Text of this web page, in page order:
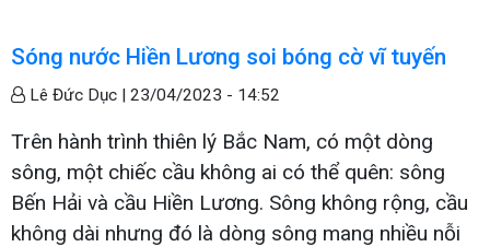
Sóng nước Hiền Lương soi bóng cờ vĩ tuyến
Lê Đức Dục | 23/04/2023 - 14:52
Trên hành trình thiên lý Bắc Nam, có một dòng
sông, một chiếc cầu không ai có thể quên: sông
Bến Hải và cầu Hiền Lương. Sông không rộng, cầu
không dài nhưng đó là dòng sông mang nhiều nỗi